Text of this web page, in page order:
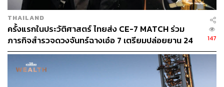
THAILAND
ครั้งแรกในประวัติศาสตร์ ไทยส่ง CE-7 MATCH ร่วม
ภารกิจสำรวจดวงจันทร์ฉางเอ๋อ 7 เตรียมปล่อยยาน 24
ส.ค.นี้
147